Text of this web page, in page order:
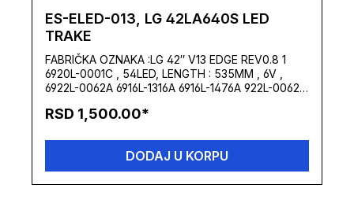
ES-ELED-013, LG 42LA640S LED
TRAKE
FABRIČKA OZNAKA :LG 42″ V13 EDGE REV0.8 1
6920L-0001C , 54LED, LENGTH : 535MM , 6V ,
6922L-0062A 6916L-1316A 6916L-1476A 922L-0062A
10PINODGOVARA MODELU PANELA : LC420EUN-
LC420EUNSFF3
RSD 1,500.00*
DODAJ U KORPU